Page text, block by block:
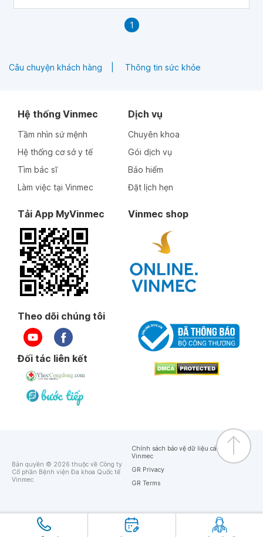
1
Câu chuyện khách hàng Thông tin sức khỏe
Hệ thống Vinmec
Tầm nhìn sứ mệnh
Hệ thống cơ sở y tế
Tìm bác sĩ
Làm việc tại Vinmec
Dịch vụ
Chuyên khoa
Gói dịch vụ
Bảo hiểm
Đặt lịch hẹn
Tải App MyVinmec Vinmec shop
Theo dõi chúng tôi
Đối tác liên kết
Bản quyền © 2026 thuộc về Công ty
Cổ phần Bệnh viện Đa khoa Quốc tế
Vinmec
Chính sách bảo vệ dữ liệu cá nhân của
Vinmec
GR Privacy
GR Terms